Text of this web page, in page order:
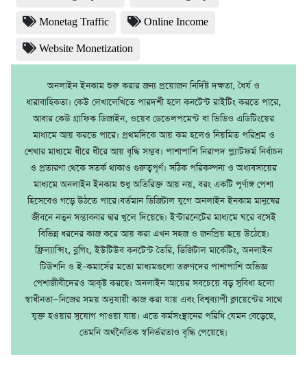
Monetag Traffic Online Income
Website Monetization
অনলাইন ইনকাম শুরু করার জন্য প্রয়োজন নির্দিষ্ট দক্ষতা, ধৈর্য ও
ধারাবাহিকতা। কেউ লেখালেখিতে পারদর্শী হলে কনটেন্ট রাইটিং করতে পারে,
আবার কেউ গ্রাফিক ডিজাইন, ওয়েব ডেভেলপমেন্ট বা ভিডিও এডিটিংয়ের
মাধ্যমে আয় করতে পারে। প্রথমদিকে আয় কম হলেও নিয়মিত পরিশ্রম ও
শেখার মাধ্যমে ধীরে ধীরে আয় বৃদ্ধি সম্ভব। পাশাপাশি নিরাপদ প্ল্যাটফর্ম নির্বাচন
ও প্রতারণা থেকে সতর্ক থাকাও গুরুত্বপূর্ণ। সঠিক পরিকল্পনা ও অধ্যবসায়ের
মাধ্যমে অনলাইন ইনকাম শুধু অতিরিক্ত আয় নয়, বরং একটি পূর্ণাঙ্গ পেশা
হিসেবেও গড়ে উঠতে পারে।বর্তমান ডিজিটাল যুগে অনলাইন ইনকাম মানুষের
জীবনে নতুন সম্ভাবনার দ্বার খুলে দিয়েছে। ইন্টারনেটের মাধ্যমে ঘরে বসেই
বিভিন্ন ধরনের কাজ করে আয় করা এখন সহজ ও জনপ্রিয় হয়ে উঠেছে।
ফ্রিল্যান্সিং, ব্লগিং, ইউটিউব কনটেন্ট তৈরি, ডিজিটাল মার্কেটিং, অনলাইন
টিউশনি ও ই–কমার্সের মতো মাধ্যমগুলো তরুণদের পাশাপাশি অভিজ্ঞ
পেশাজীবীদেরও আকৃষ্ট করছে। অনলাইন আয়ের সবচেয়ে বড় সুবিধা হলো
স্বাধীনতা—নিজের সময় অনুযায়ী কাজ করা যায় এবং বিশ্বব্যাপী ক্লায়েন্টের সাথে
যুক্ত হওয়ার সুযোগ পাওয়া যায়। এতে কর্মসংস্থানের পরিধি যেমন বেড়েছে,
তেমনি অর্থনৈতিক স্বনির্ভরতাও বৃদ্ধি পেয়েছে।